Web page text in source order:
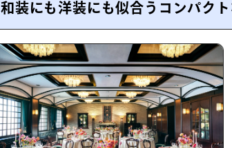
和装にも洋装にも似合うコンパク